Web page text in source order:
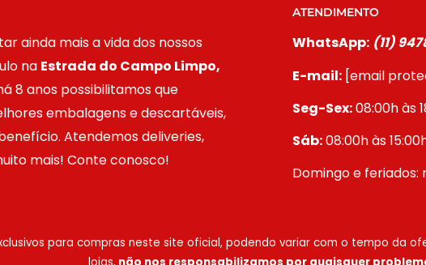
ainda mais a vida dos nossos
na Estrada do Campo Limpo,
8 anos possibilitamos que
embalagens e descartáveis,
Atendemos deliveries,
mais! Conte conosco!
ATENDIMENTO
WhatsApp: (11)
E-mail: [email
Seg-Sex:08:00h às
Sáb:08:00h às
Domingo e
para compras neste site oficial, podendo variar com o tempo da